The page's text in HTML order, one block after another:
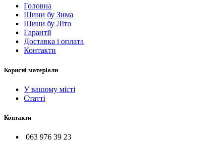
Головна
Шини бу Зима
Шини бу Літо
Гарантії
Доставка і оплата
Контакти
Корисні матеріали
У вашому місті
Статті
Контакти
063 976 39 23